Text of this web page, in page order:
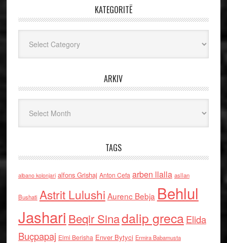
KATEGORITË
ARKIV
TAGS
albano kolonjari alfons Grishaj Anton Cefa arben llalla asllan
Bushati Astrit Lulushi Aurenc Bebja Behlul
Jashari Beqir Sinadalip grecaElida
Buçpapaj Elmi Berisha Enver Bytyci Ermira Babamusta